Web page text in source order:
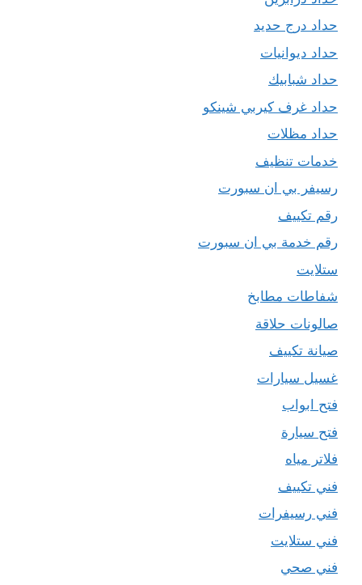
حداد درج حديد
حداد ديوانيات
حداد شبابيك
حداد غرف كيربي شينكو
حداد مظلات
خدمات تنظيف
رسيفر بي ان سبورت
رقم تكييف
رقم خدمة بي ان سبورت
ستلايت
شفاطات مطابخ
صالونات حلاقة
صيانة تكييف
غسيل سيارات
فتح ابواب
فتح سيارة
فلاتر مياه
فني تكييف
فني رسيفرات
فني ستلايت
فني صحي